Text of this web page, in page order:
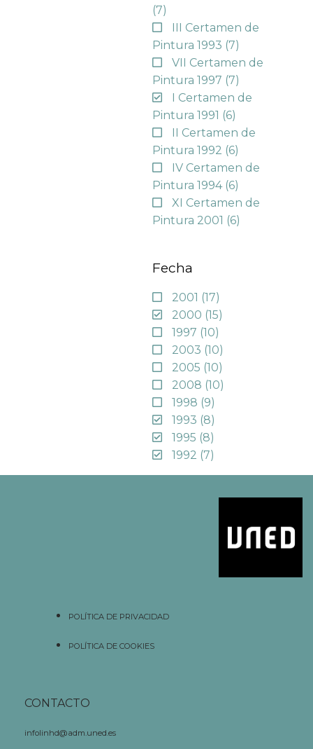
(7)
III Certamen de
Pintura 1993 (7)
VII Certamen de
Pintura 1997 (7)
I Certamen de
Pintura 1991 (6)
II Certamen de
Pintura 1992 (6)
IV Certamen de
Pintura 1994 (6)
XI Certamen de
Pintura 2001 (6)
Fecha
2001 (17)
2000 (15)
1997 (10)
2003 (10)
2005 (10)
2008 (10)
1998 (9)
1993 (8)
1995 (8)
1992 (7)
POLÍTICA DE PRIVACIDAD
POLÍTICA DE COOKIES
CONTACTO
infolinhd@adm.uned.es